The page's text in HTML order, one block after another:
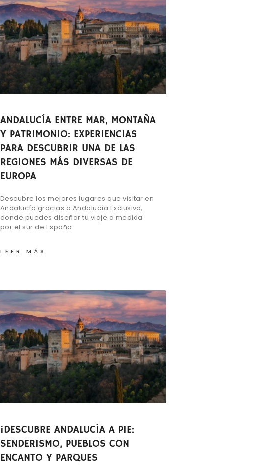
ANDALUCÍA ENTRE MAR, MONTAÑA
Y PATRIMONIO: EXPERIENCIAS
PARA DESCUBRIR UNA DE LAS
REGIONES MÁS DIVERSAS DE
EUROPA
Descubre los mejores lugares que visitar en
Andalucía gracias a Andalucía Exclusiva,
donde puedes diseñar tu viaje a medida
por el sur de España.
LEER MÁS
¡DESCUBRE ANDALUCÍA A PIE:
SENDERISMO, PUEBLOS CON
ENCANTO Y PARQUES